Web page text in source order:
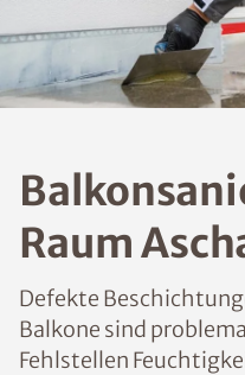
Raum
Defekte
Balkone sind
Fehlstellen